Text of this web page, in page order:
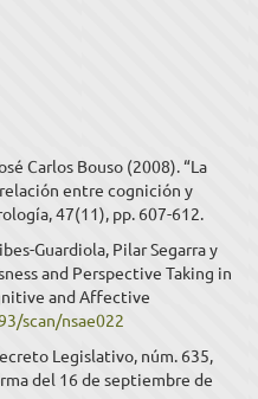
Carlos Bouso (2008). “La
entre cognición y
47(11), pp. 607-612.
Guardiola, Pilar Segarra y
and Perspective Taking in
and Affective
scan/nsae022
Legislativo, núm. 635,
del 16 de septiembre de